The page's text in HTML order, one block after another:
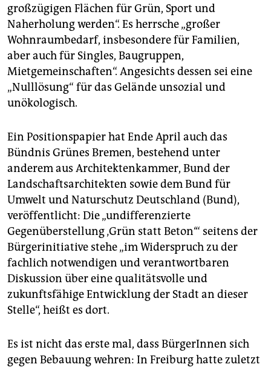
großzügigen Flächen für Grün, Sport und
Naherholung werden“. Es herrsche „großer
Wohnraumbedarf, insbesondere für Familien,
aber auch für Sing­les, Baugruppen,
Mietgemeinschaften“. Angesichts dessen sei eine
„Nulllösung“ für das Gelände unsozial und
unökologisch.
Ein Positionspapier hat Ende April auch das
Bündnis Grünes Bremen, bestehend unter
anderem aus Architektenkammer, Bund der
Landschaftsarchitekten sowie dem Bund für
Umwelt und Naturschutz Deutschland (Bund),
veröffentlicht: Die „undifferenzierte
Gegenüberstellung ‚Grün statt Beton‘“ seitens der
Bürgerinitiative stehe „im Widerspruch zu der
fachlich notwendigen und verantwortbaren
Diskussion über eine qualitätsvolle und
zukunftsfähige Entwicklung der Stadt an dieser
Stelle“, heißt es dort.
Es ist nicht das erste mal, dass BürgerInnen sich
gegen Bebauung wehren: In Freiburg hatte zuletzt